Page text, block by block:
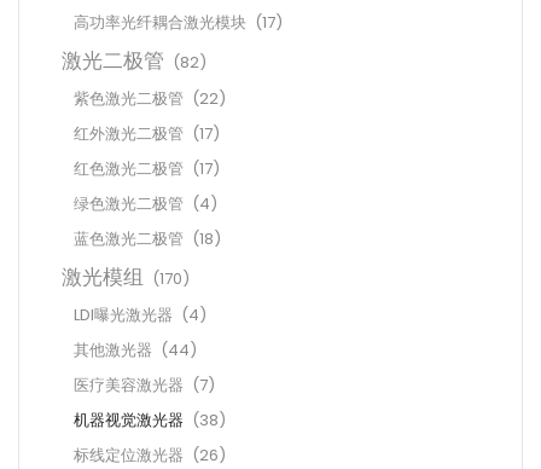
高功率光纤耦合激光模块 (17)
激光二极管 (82)
紫色激光二极管 (22)
红外激光二极管 (17)
红色激光二极管 (17)
绿色激光二极管 (4)
蓝色激光二极管 (18)
激光模组 (170)
LDI曝光激光器 (4)
其他激光器 (44)
医疗美容激光器 (7)
机器视觉激光器 (38)
标线定位激光器 (26)